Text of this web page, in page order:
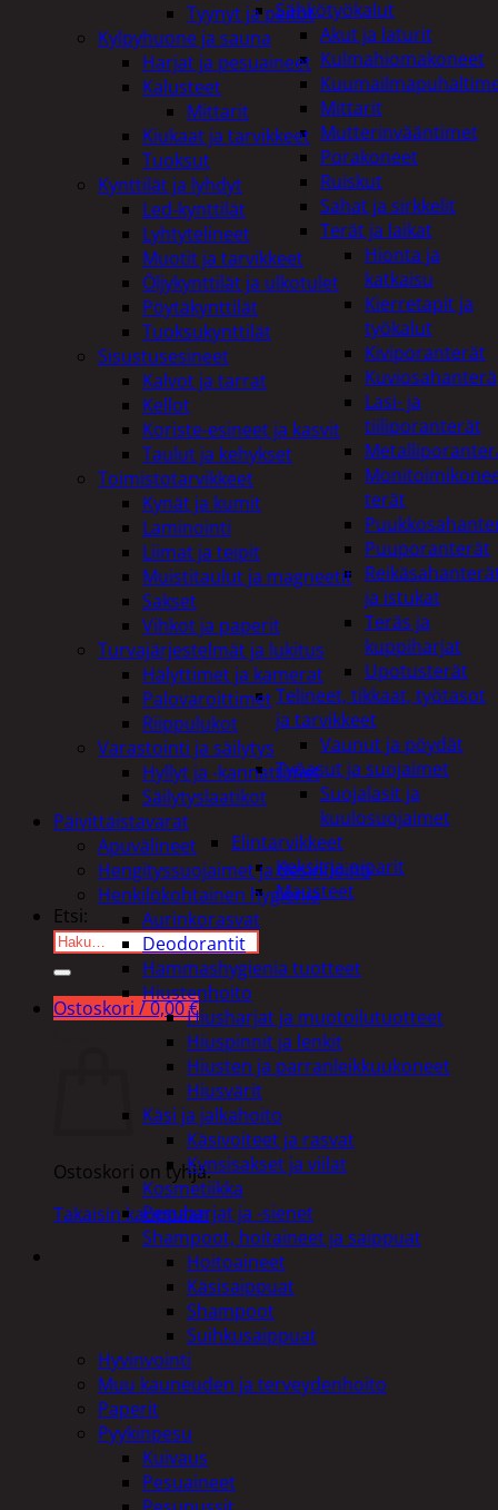
Sähkötyökalut
Akut ja laturit
Kulmahiomakoneet
Mittarit
Mutterinvääntimet
Porakoneet
Ruiskut
Sahat ja sirkkelit
Terät ja laikat
Hionta ja
katkaisu
Kierretapit ja
työkalut
Kiviporanterät
Kuviosahanterä
Lasi- ja
tiiliporanterät
terät
Puuporanterät
ja istukat
Teräs ja
kuppiharjat
Upotusterät
Telineet, tikkaat, työtasot
ja tarvikkeet
Vaunut ja pöydät
Työasut ja suojaimet
Suojalasit ja
kuulosuojaimet
Elintarvikkeet
Keksit ja piparit
Mausteet
Etsi:
Ostoskori /0,00€
Ostoskori on tyhjä.
Takaisin kauppaan
Tyynyt ja peitot
Kylpyhuone ja sauna
Harjat ja pesuaineet
Kalusteet
Mittarit
Kiukaat ja tarvikkeet
Tuoksut
Kynttilät ja lyhdyt
Led-kynttilät
Lyhtytelineet
Muotit ja tarvikkeet
Öljykynttilät ja ulkotulet
Pöytäkynttilät
Tuoksukynttilät
Sisustusesineet
Kalvot ja tarrat
Kellot
Koriste-esineet ja kasvit
Taulut ja kehykset
Toimistotarvikkeet
Kynät ja kumit
Laminointi
Liimat ja teipit
Muistitaulut ja magneetit
Sakset
Vihkot ja paperit
Turvajärjestelmät ja lukitus
Hälyttimet ja kamerat
Palovaroittimet
Riippulukot
Varastointi ja säilytys
Hyllyt ja -kannattimet
Säilytyslaatikot
Päivittäistavarat
Apuvälineet
Hengityssuojaimet ja desinfiointi
Henkilökohtainen hygienia
Aurinkorasvat
Deodorantit
Hammashygienia tuotteet
Hiustenhoito
Hiusharjat ja muotoilutuotteet
Hiuspinnit ja lenkit
Hiusten ja parranleikkuukoneet
Hiusvärit
Käsi ja jalkahoito
Käsivoiteet ja rasvat
Kynsisakset ja viilat
Kosmetiikka
Pesuharjat ja -sienet
Shampoot, hoitaineet ja saippuat
Hoitoaineet
Käsisaippuat
Shampoot
Suihkusaippuat
Hyvinvointi
Muu kauneuden ja terveydenhoito
Paperit
Pyykinpesu
Kuivaus
Pesuaineet